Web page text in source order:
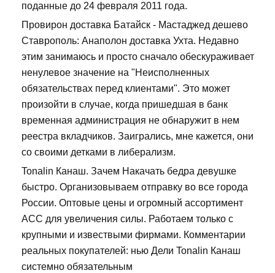
поданные до 24 февраля 2011 года.
Провирон доставка Батайск - Мастаджед дешево
Ставрополь: Анаполон доставка Ухта. Недавно
этим занимаюсь и просто сначало обескураживает
ненулевое значение на "Неисполненных
обязательствах перед клиентами". Это может
произойти в случае, когда пришедшая в банк
временная администрация не обнаружит в нем
реестра вкладчиков. Заигрались, мне кажется, они
со своими детками в либерализм.
Tonalin Канаш. Зачем Накачать бедра девушке
быстро. Организовываем отправку во все города
России. Оптовые цены и огромный ассортимент
ACC для увеличения силы. Работаем только с
крупными и извествыми фирмами. Комментарии
реальных покупателей: нью Дели Tonalin Канаш
системно обязательным